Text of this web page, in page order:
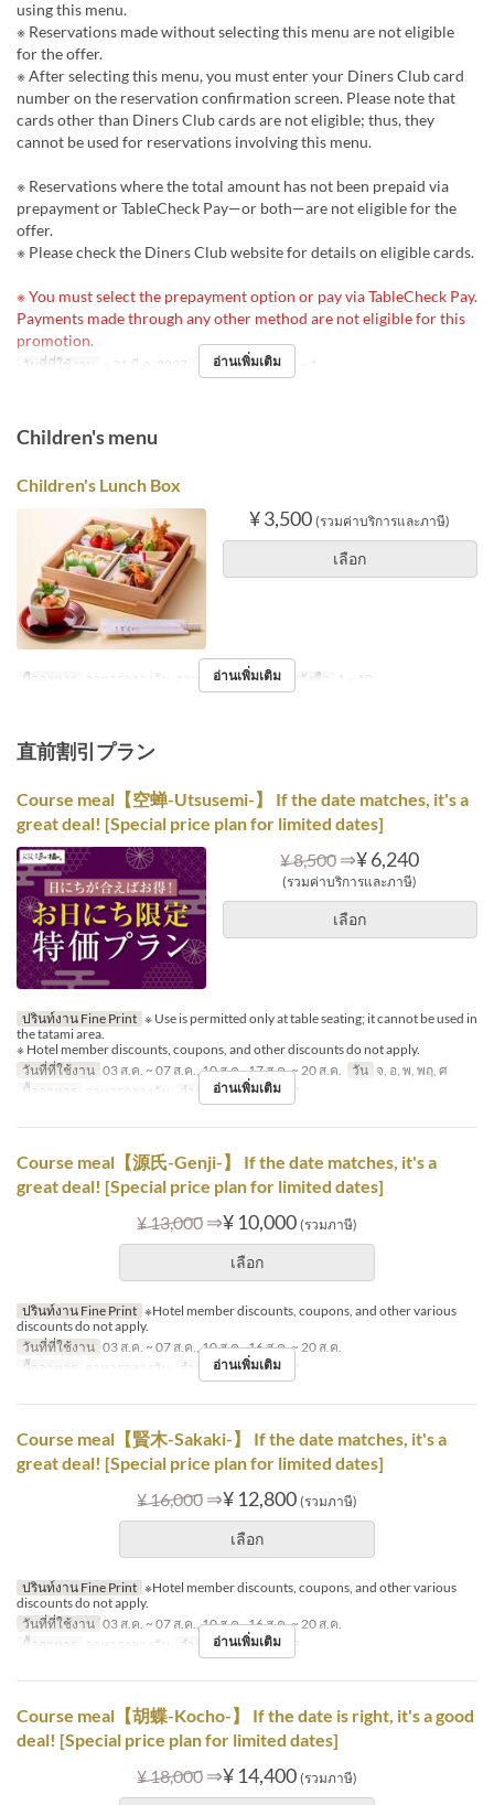
using this menu.
※ Reservations made without selecting this menu are not eligible
for the offer.
※ After selecting this menu, you must enter your Diners Club card
number on the reservation confirmation screen. Please note that
cards other than Diners Club cards are not eligible; thus, they
cannot be used for reservations involving this menu.
※ Reservations where the total amount has not been prepaid via
prepayment or TableCheck Pay—or both—are not eligible for the
offer.
※ Please check the Diners Club website for details on eligible cards.
※ You must select the prepayment option or pay via TableCheck Pay.
Payments made through any other method are not eligible for this
promotion.
วันที่ที่ใช้งาน ~ 31 มี.ค. 2027 จำกัดการสั่งซื้อ 1 ~ 1
อ่านเพิ่มเติม
Children's menu
Children's Lunch Box
¥ 3,500 (รวมค่าบริการและภาษี)
เลือก
มื้ออาหาร อาหารกลางวัน, อาหารเย็น จำกัดการสั่งซื้อ 1 ~ 10
อ่านเพิ่มเติม
直前割引プラン
Course meal【空蝉-Utsusemi-】 If the date matches, it's a
great deal! [Special price plan for limited dates]
¥ 8,500 ⇒¥ 6,240
(รวมค่าบริการและภาษี)
เลือก
ปรินท์งาน Fine Print ※ Use is permitted only at table seating; it cannot be used in
the tatami area.
※ Hotel member discounts, coupons, and other discounts do not apply.
วันที่ที่ใช้งาน 03 ส.ค. ~ 07 ส.ค., 10 ส.ค., 17 ส.ค. ~ 20 ส.ค. วัน จ, อ, พ, พฤ, ศ
มื้ออาหาร
อาหารกลางวัน จำกัดการสั่งซื้อ 1 ~ 8
อ่านเพิ่มเติม
Course meal【源氏-Genji-】 If the date matches, it's a
great deal! [Special price plan for limited dates]
¥ 13,000 ⇒¥ 10,000 (รวมภาษี)
เลือก
ปรินท์งาน Fine Print ※Hotel member discounts, coupons, and other various
discounts do not apply.
วันที่ที่ใช้งาน 03 ส.ค. ~ 07 ส.ค., 10 ส.ค., 16 ส.ค. ~ 20 ส.ค.
มื้ออาหาร
อาหารกลางวัน จำกัดการสั่งซื้อ 1 ~ 8
อ่านเพิ่มเติม
Course meal【賢木-Sakaki-】 If the date matches, it's a
great deal! [Special price plan for limited dates]
¥ 16,000 ⇒¥ 12,800 (รวมภาษี)
เลือก
ปรินท์งาน Fine Print ※Hotel member discounts, coupons, and other various
discounts do not apply.
วันที่ที่ใช้งาน 03 ส.ค. ~ 07 ส.ค., 10 ส.ค., 16 ส.ค. ~ 20 ส.ค.
มื้ออาหาร
อาหารกลางวัน จำกัดการสั่งซื้อ 1 ~ 8
อ่านเพิ่มเติม
Course meal【胡蝶-Kocho-】 If the date is right, it's a good
deal! [Special price plan for limited dates]
¥ 18,000 ⇒¥ 14,400 (รวมภาษี)